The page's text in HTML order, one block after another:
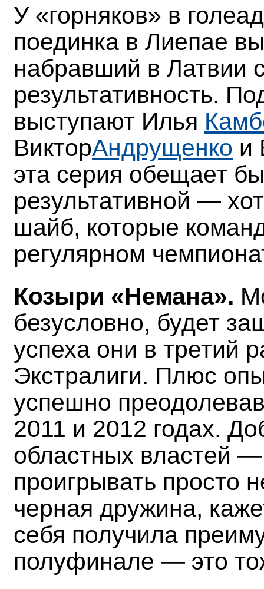
У «горняков» в
поединка в Лиепае
набравший в Латвии
результативность.
выступают Илья
ВикторАндрущенко и
эта серия обещает
результативной —
шайб, которые
регулярном
Козыри «Немана».
безусловно, будет
успеха они в третий
Экстралиги. Плюс
успешно
2011 и 2012 годах.
областных властей
проигрывать просто
черная дружина,
себя получила
полуфинале — это